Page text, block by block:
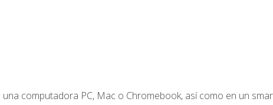
computadora PC, Mac o Chromebook, así como en un